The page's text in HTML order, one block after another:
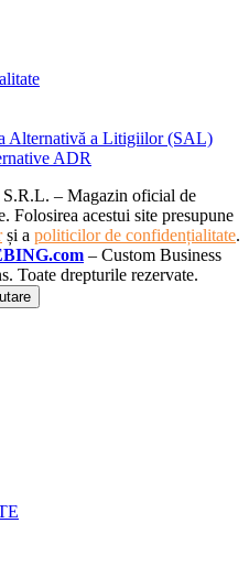
Alternativă a Litigiilor (SAL)
ADR
– Magazin oficial de
Folosirea acestui site presupune
și a politicilor de confidențialitate.
– Custom Business
Toate drepturile rezervate.